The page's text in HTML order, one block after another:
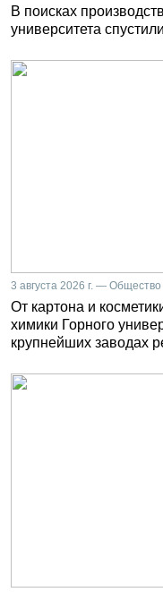
В поисках
университета
3 августа 2026 г. — Общество
От картона и
химики Горного
крупнейших заводах